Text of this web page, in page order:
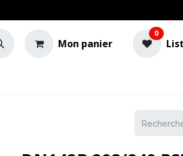
Mon panier
0